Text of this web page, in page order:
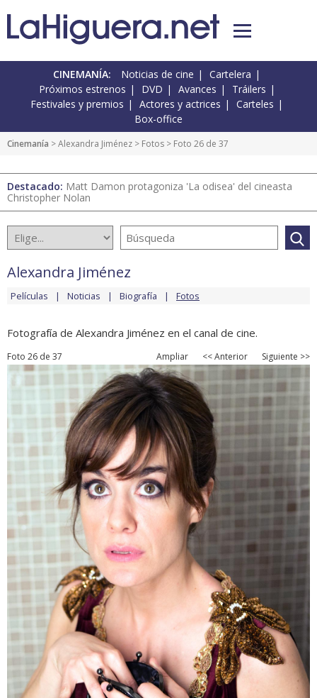
CINEMANÍA: Noticias de cine
Cartelera
Próximos estrenos
DVD Avances
Tráilers
Festivales y premios
Actores y actrices
Carteles
Box-office
Cinemanía >Alexandra Jiménez > Fotos > Foto 26 de 37
Destacado: Matt Damon protagoniza 'La odisea' del cineasta
Christopher Nolan
Alexandra Jiménez
Películas Noticias Biografía Fotos
Fotografía de Alexandra Jiménez en el canal de cine.
Foto 26 de 37 Ampliar << Anterior Siguiente >>